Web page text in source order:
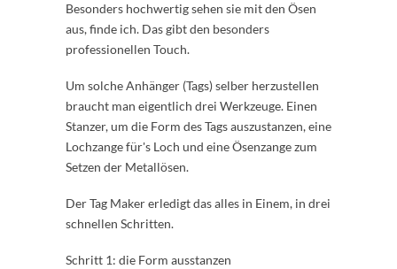
Besonders hochwertig sehen sie mit den Ösen
aus, finde ich. Das gibt den besonders
professionellen Touch.
Um solche Anhänger (Tags) selber herzustellen
braucht man eigentlich drei Werkzeuge. Einen
Stanzer, um die Form des Tags auszustanzen, eine
Lochzange für's Loch und eine Ösenzange zum
Setzen der Metallösen.
Der Tag Maker erledigt das alles in Einem, in drei
schnellen Schritten.
Schritt 1: die Form ausstanzen